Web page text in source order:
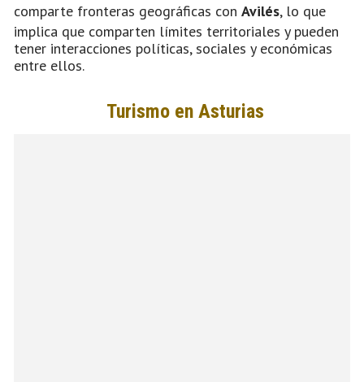
comparte fronteras geográficas con Avilés, lo que
implica que comparten límites territoriales y pueden
tener interacciones políticas, sociales y económicas
entre ellos.